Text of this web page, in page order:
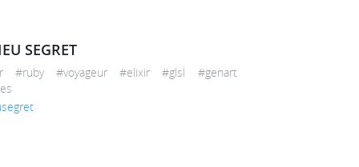
SEGRET
#ruby #voyageur #elixir #glsl #genart